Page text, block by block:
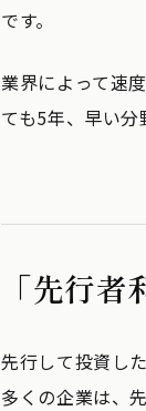
です。
業界によって速
ても5年、早い分
「先行
先行して投資し
多くの企業は、